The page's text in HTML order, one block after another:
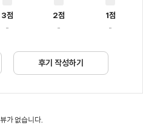
3점
-
2점
-
1점
-
후기 작성하기
가 없습니다.